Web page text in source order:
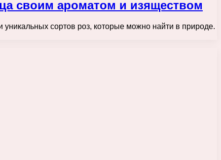
своим ароматом и изяществом
уникальных сортов роз, которые можно найти в природе.